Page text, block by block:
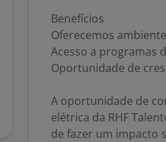
Benefícios
Oferecemos
Acesso a programas
Oportunidade de
A oportunidade de
elétrica da RHF
de fazer um impacto